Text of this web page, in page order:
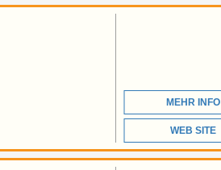
MEHR INFO
WEB SITE
LIGURIEN
ANGENEHMES KLIMA,
EIN PRACHTVOLLES